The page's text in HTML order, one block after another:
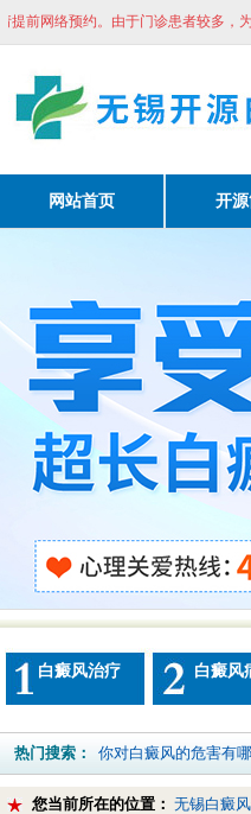
网络预约。由于门诊患者较多，为方
网站首页 开
白癜风治疗 白癜风
热门搜索： 你对白癜风的危害有
您当前所在的位置： 无锡白癜